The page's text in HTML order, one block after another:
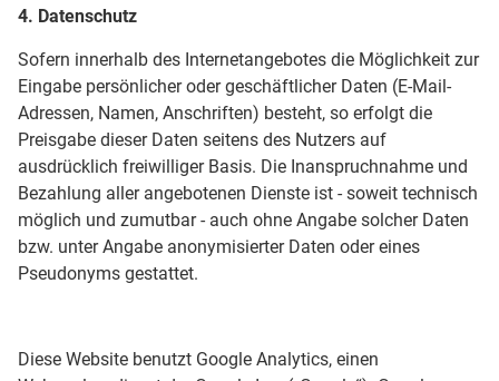
4. Datenschutz
Sofern innerhalb des Internetangebotes die Möglichkeit zur
Eingabe persönlicher oder geschäftlicher Daten (E-Mail-
Adressen, Namen, Anschriften) besteht, so erfolgt die
Preisgabe dieser Daten seitens des Nutzers auf
ausdrücklich freiwilliger Basis. Die Inanspruchnahme und
Bezahlung aller angebotenen Dienste ist - soweit technisch
möglich und zumutbar - auch ohne Angabe solcher Daten
bzw. unter Angabe anonymisierter Daten oder eines
Pseudonyms gestattet.
Diese Website benutzt Google Analytics, einen